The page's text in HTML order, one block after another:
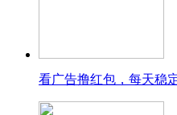
看广告撸红包，每天稳